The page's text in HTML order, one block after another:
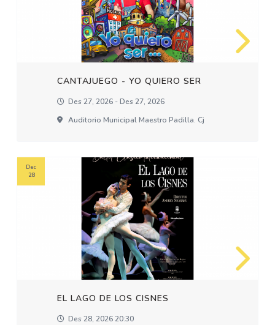
CANTAJUEGO - YO QUIERO SER
Des 27, 2026 - Des 27, 2026
Auditorio Municipal Maestro Padilla. Cj
EL LAGO DE LOS CISNES
Des 28, 2026 20:30
Dec
28